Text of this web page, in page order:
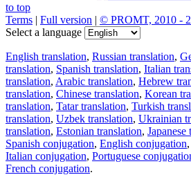
to top
Terms | Full version | © PROMT, 2010 -
Select a language
English translation, Russian translation,
translation, Spanish translation, Italian
translation, Arabic translation, Hebrew
translation, Chinese translation, Korean
translation, Tatar translation, Turkish
translation, Uzbek translation, Ukrainian
translation, Estonian translation, Japanese
Spanish conjugation, English conjugation,
Italian conjugation, Portuguese
French conjugation.